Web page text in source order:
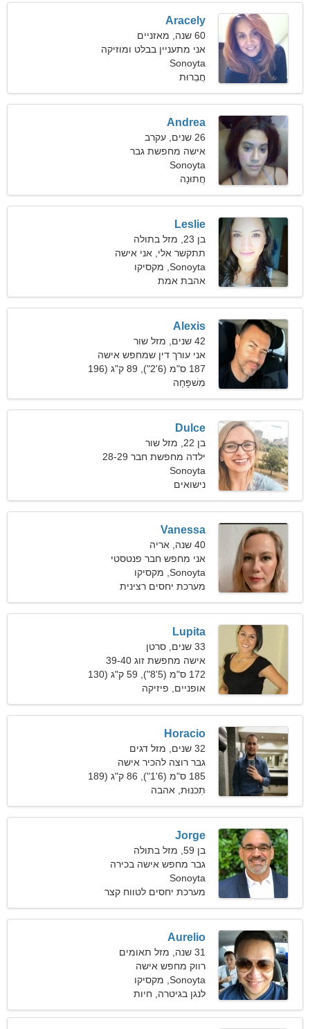
Aracely
60 שנה, מאזניים
אני מתעניין בבלט ומוזיקה
Sonoyta
חֲבֵרוּת
Andrea
26 שנים, עקרב
אישה מחפשת גבר
Sonoyta
חֲתוּנָה
Leslie
בן 23, מזל בתולה
תתקשר אלי, אני אישה
נלהבת
Sonoyta, מקסיקו
אהבת אמת
Alexis
42 שנים, מזל שור
אני עורך דין שמחפש אישה
חושנית
187 ס"מ (6'2"), 89 ק"ג (196
פאונד)
מִשׁפָּחָה
Dulce
בן 22, מזל שור
ילדה מחפשת חבר 28-29
Sonoyta
נישואים
Vanessa
40 שנה, אריה
אני מחפש חבר פנטסטי
Sonoyta, מקסיקו
מערכת יחסים רצינית
Lupita
33 שנים, סרטן
אישה מחפשת זוג 39-40
172 ס"מ (5'8"), 59 ק"ג (130
פאונד)
אופניים, פיזיקה
Horacio
32 שנים, מזל דגים
גבר רוצה להכיר אישה
185 ס"מ (6'1"), 86 ק"ג (189
פאונד)
תִכנוּת, אהבה
Jorge
בן 59, מזל בתולה
גבר מחפש אישה בכירה
Sonoyta
מערכת יחסים לטווח קצר
Aurelio
31 שנה, מזל תאומים
רווק מחפש אישה
Sonoyta, מקסיקו
לנגן בגיטרה, חיות